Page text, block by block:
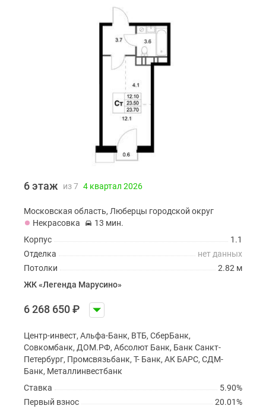
6 этаж из 7 4 квартал 2026
Московская область, Люберцы городской округ
Некрасовка
13 мин.
1.1
Корпус
нет данных
Отделка
2.82 м
Потолки
ЖК «Легенда Марусино»
6 268 650₽
Центр-инвест, Альфа-Банк, ВТБ, СберБанк,
Совкомбанк, ДОМ.РФ, Абсолют Банк, Банк Санкт-
Петербург, Промсвязьбанк, Т- Банк, АК БАРС, СДМ-
Банк, Металлинвестбанк
5.90%
Ставка
20.01%
Первый взнос